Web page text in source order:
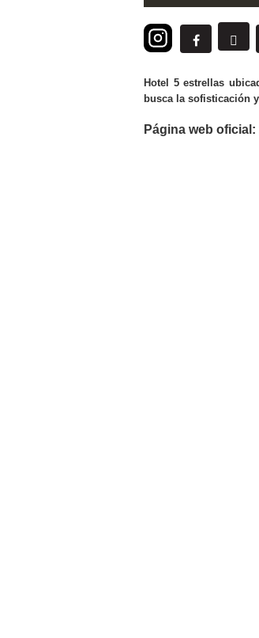
Hotel 5 estrellas
busca la sofisticación
Página web oficial: